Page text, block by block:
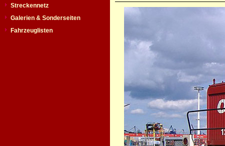
Streckennetz
Galerien & Sonderseiten
Fahrzeuglisten